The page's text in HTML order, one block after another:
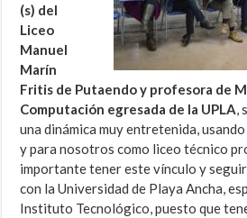
(s) del
Liceo
Manuel
Marín
Fritis de Putaendo y profesora de
Computación egresada de la UPLA,
una dinámica muy entretenida,
y para nosotros como liceo técnico
importante tener este vínculo y
con la Universidad de Playa Ancha,
Instituto Tecnológico, puesto que